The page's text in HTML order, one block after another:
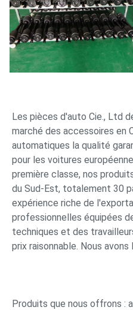
Les pièces d'auto Cie., Ltd
marché des accessoires en
automatiques la qualité
pour les voitures
première classe, nos
du Sud-Est, totalement 30
expérience riche de
professionnelles équipées
techniques et des
Produits que nous offrons :